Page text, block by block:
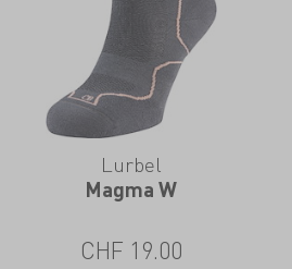
Lurbel
Magma W
CHF 19.00